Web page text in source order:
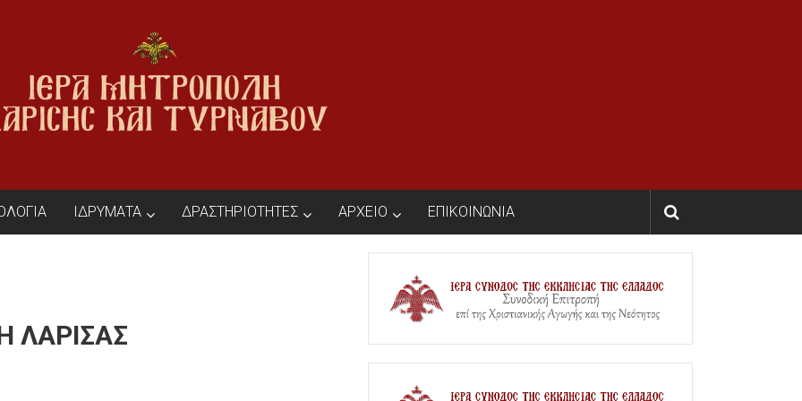
ΙΔΡΥΜΑΤΑ ΔΡΑΣΤΗΡΙΟΤΗΤΕΣ ΑΡΧΕΙΟ ΕΠΙΚΟΙΝΩΝΙΑ
ΛΑΡΙΣΑΣ